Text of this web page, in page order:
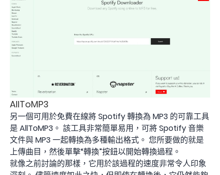
AllToMP3
另一個可用於免費在線將 Spotify 轉換為 MP3 的可靠工具
是 AllToMP3。 該工具非常簡單易用，可將 Spotify 音樂
文件與 MP3 一起轉換為多種輸出格式。 您所要做的就是
上傳曲目，然後單擊“轉換”按鈕以開始轉換過程。
就像之前討論的那樣，它用於該過程的速度非常令人印象